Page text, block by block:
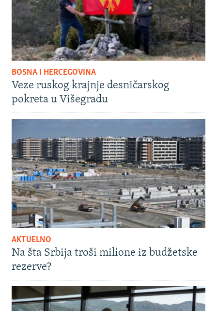
BOSNA I HERCEGOVINA
Veze ruskog krajnje desničarskog
pokreta u Višegradu
AKTUELNO
Na šta Srbija troši milione iz budžetske
rezerve?